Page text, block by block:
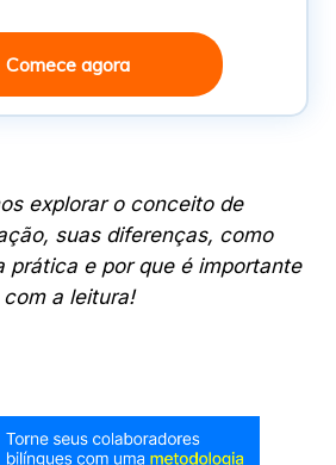
Comece agora
explorar o conceito de
suas diferenças, como
prática e por que é importante
a leitura!